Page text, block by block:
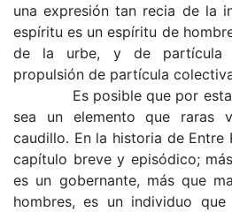
una expresión tan recia de la
espíritu es un espíritu de
de la urbe, y de partícula
propulsión de partí­cula
Es posible que por estas
sea un elemento que raras
caudillo. En la historia de Entre
capítulo breve y episódico;
es un gobernante, más que
hombres, es un individuo